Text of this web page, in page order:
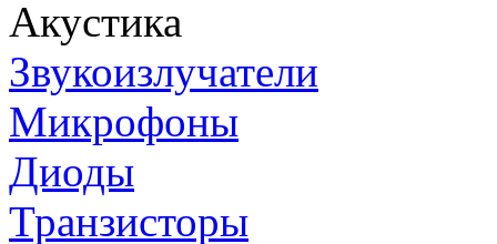
Акустика
Звукоизлучатели
Микрофоны
Диоды
Транзисторы